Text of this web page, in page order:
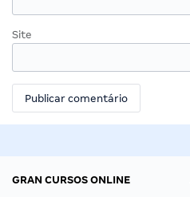
Site
GRAN CURSOS ONLINE